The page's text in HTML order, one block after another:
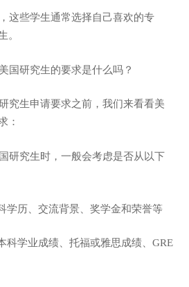
这些学生通常选择自己喜欢的专
。
国研究生的要求是什么吗？
究生申请要求之前，我们来看看美
：
研究生时，一般会考虑是否从以下
学历、交流背景、奖学金和荣誉等
科学业成绩、托福或雅思成绩、GRE